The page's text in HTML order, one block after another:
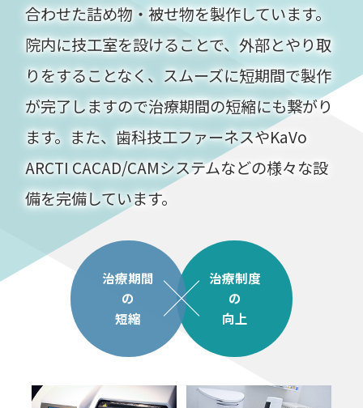
合わせた詰め物・被せ物を製作しています。
院内に技工室を設けることで、外部とやり取
りをすることなく、スムーズに短期間で製作
が完了しますので治療期間の短縮にも繋がり
ます。また、歯科技工ファーネスやKaVo
ARCTI CACAD/CAMシステムなどの様々な設
備を完備しています。
治療期間
の
短縮
治療制度
の
向上